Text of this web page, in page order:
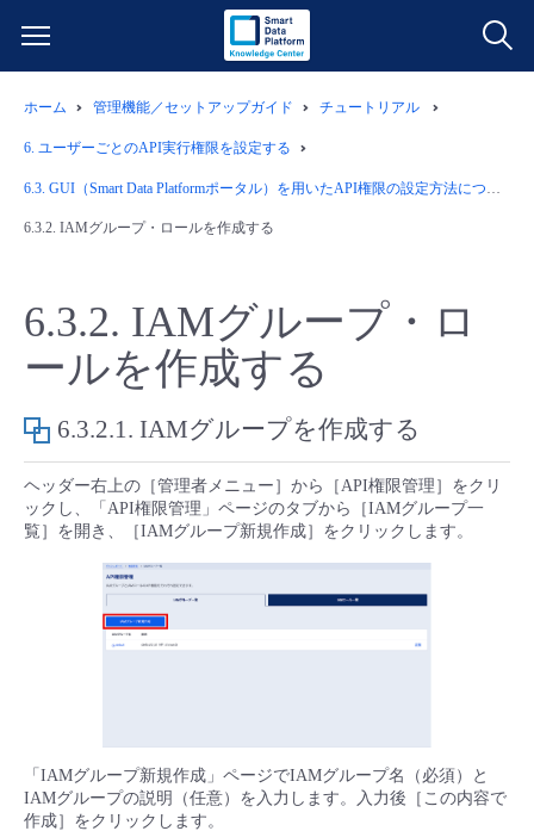
サービス一覧
データ利活用
ネットワーク
IoT
モニタリング/監査
サポート
管理機能
よくある質問
クラウド/サーバー
ネットワーク
IoT
モニタリング/監査
サポート
料金シミュレーター
データ利活用
クラウド/サーバー
ネットワーク
IoT
すべてのメニューを見る
ご利用開始ガイド
■ 管理機能
■ セットアップガイド
- 新規お申し込み方法
- ユーザー機能の管理
- 登録情報の管理
- バックアップ
- セキュリティ・監査
- データと分析
- リモートワーク
故障/メンテナンス情報
サービス稼働状況
故障/メンテナンス履歴
パートナー
販売パートナー向けプログラム
トレーニング/操作動画
ホーム 管理機能／セットアップガイド チュートリアル
6. ユーザーごとのAPI実行権限を設定する
6.3. GUI（Smart Data Platformポータル）を用いたAPI権限の設定方法について
6.3.2. IAMグループ・ロールを作成する
6.3.2. IAMグループ・ロ
ールを作成する
6.3.2.1. IAMグループを作成する
ヘッダー右上の［管理者メニュー］から［API権限管理］をクリ
ックし、「API権限管理」ページのタブから［IAMグループ一
覧］を開き、［IAMグループ新規作成］をクリックします。
「IAMグループ新規作成」ページでIAMグループ名（必須）と
IAMグループの説明（任意）を入力します。入力後［この内容で
作成］をクリックします。